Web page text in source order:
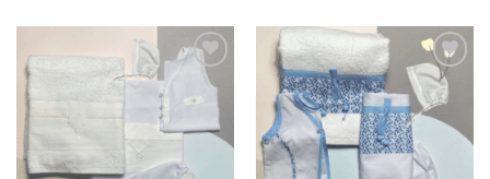
Πρόσθήκη
στην λίστα
επιθυμιών
Πρόσθήκη
στην λίστα
επιθυμιών